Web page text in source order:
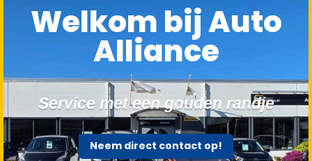
Welkom bij Auto
Alliance
Service met een gouden randje
Neem direct contact op!